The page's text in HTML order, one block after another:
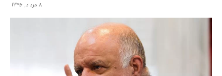
8 مرداد, 1396